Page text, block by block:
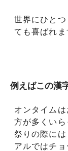
世界にひと
ても喜ばれま
例えばこの漢
オンタイム
方が多くいら
祭りの際に
アルではチ